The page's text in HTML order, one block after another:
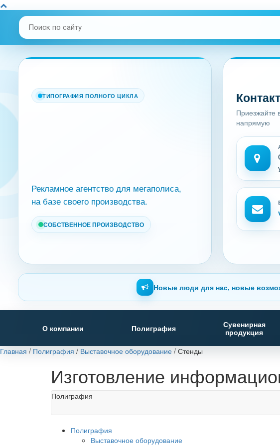
ТИПОГРАФИЯ ПОЛНОГО ЦИКЛА
Рекламное агентство для мегаполиса,
на базе своего производства.
СОБСТВЕННОЕ ПРОИЗВОДСТВО
Приезжайте
напрямую
Новые люди для нас, новые
О компании Полиграфия
Сувенирная
продукция
Главная / Полиграфия / Выставочное оборудование / Стенды
Изготовление
Полиграфия
Полиграфия
Выставочное оборудование